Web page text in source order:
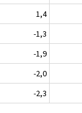
1,4
-1,3
-1,9
-2,0
-2,3